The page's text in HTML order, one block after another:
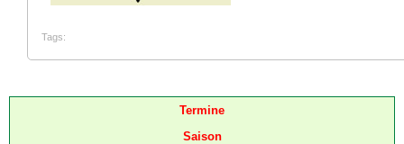
Tags:
Termine
Saison